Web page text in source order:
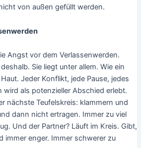
von außen gefüllt werden.
Angst vor dem Verlassenwerden.
Sie liegt unter allem. Wie ein
Jeder Konflikt, jede Pause, jedes
als potenzieller Abschied erlebt.
nächste Teufelskreis: klammern und
dann nicht ertragen. Immer zu viel
Und der Partner? Läuft im Kreis. Gibt,
immer enger. Immer schwerer zu